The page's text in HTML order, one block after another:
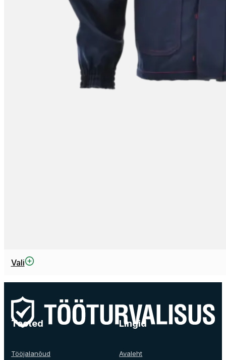
Vali
This
has
multiple
variants.
The
options
be
Tooted
Tööjalanõud
Lingid
Avaleht